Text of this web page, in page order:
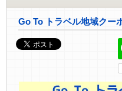
Go To トラベル地域クー